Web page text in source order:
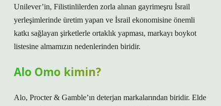
Unilever’in, Filistinlilerden zorla alınan gayrimeşru İsrail
yerleşimlerinde üretim yapan ve İsrail ekonomisine önemli
katkı sağlayan şirketlerle ortaklık yapması, markayı boykot
listesine almamızın nedenlerinden biridir.
Alo Omo kimin?
Alo, Procter & Gamble’ın deterjan markalarından biridir. Elde